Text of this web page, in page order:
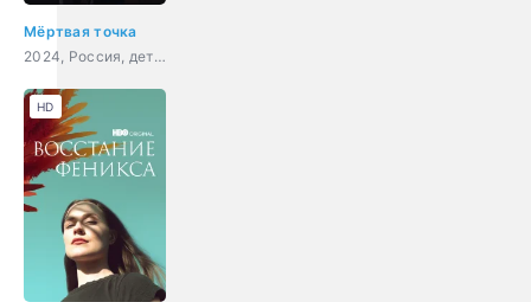
Мёртвая точка
2024, Россия, детектив
HD